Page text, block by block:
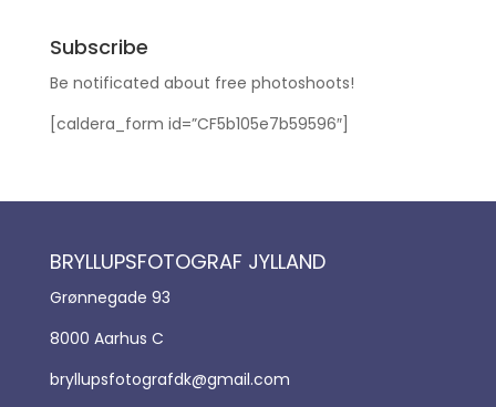
Subscribe
Be notificated about free photoshoots!
[caldera_form id=”CF5b105e7b59596″]
BRYLLUPSFOTOGRAF JYLLAND
Grønnegade 93
8000 Aarhus C
bryllupsfotografdk@gmail.com